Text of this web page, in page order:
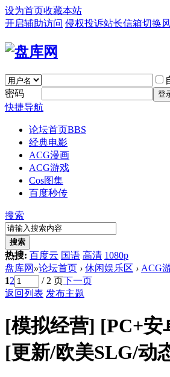
设为首页收藏本站
开启辅助访问 侵权投诉站长信箱切换
密码
登
快捷导航
论坛首页BBS
经典电影
ACG漫画
ACG游戏
Cos图集
百度秒传
搜索
搜索
热搜: 百度云 国语 高清 1080p
盘库网 »论坛首页 › 休闲娱乐区 › ACG
12 / 2 页下一页
返回列表 发布主题
[模拟经营] [PC+安
[更新/欧美SLG/动